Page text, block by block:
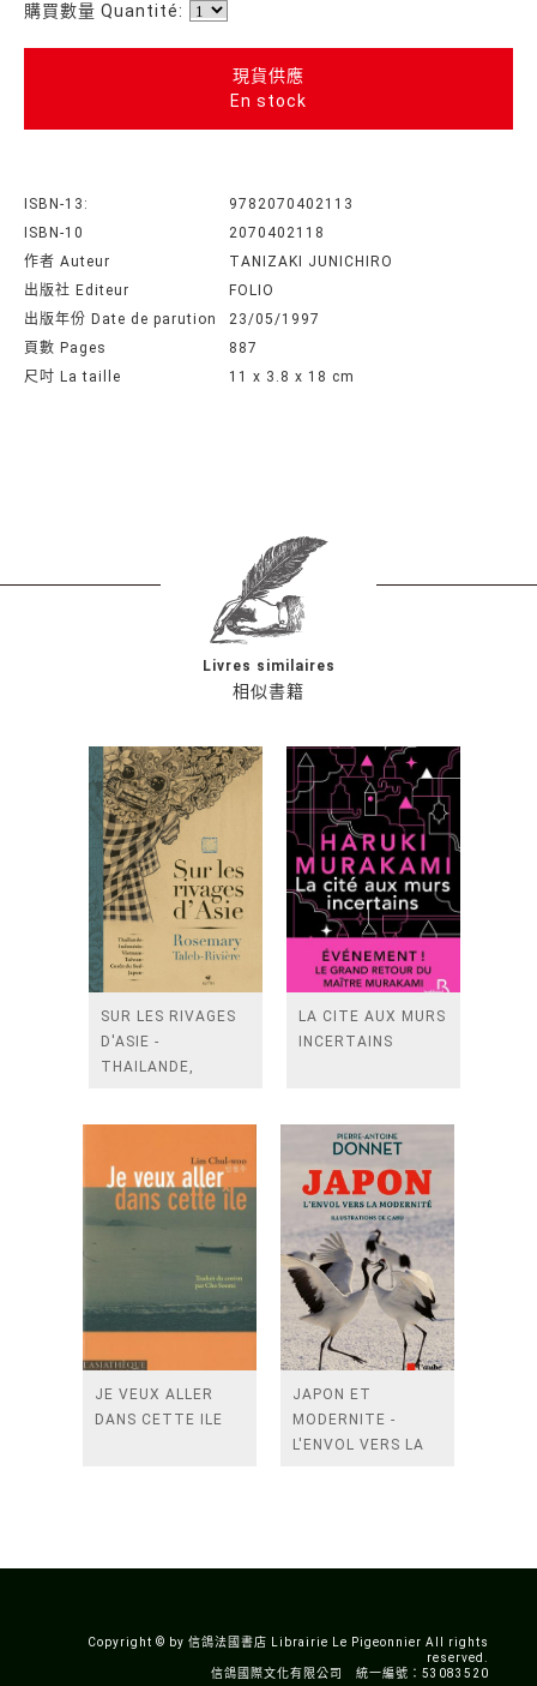
購買數量 Quantité:
現貨供應
En stock
ISBN-13:
9782070402113
ISBN-10
2070402118
作者 Auteur
TANIZAKI JUNICHIRO
出版社 Editeur
FOLIO
出版年份 Date de parution
23/05/1997
頁數 Pages
887
尺吋 La taille
11 x 3.8 x 18 cm
相似書籍
Livres similaires
SUR LES RIVAGES
D'ASIE -
THAILANDE,
LA CITE AUX MURS
INCERTAINS
JE VEUX ALLER
DANS CETTE ILE
JAPON ET
MODERNITE -
L'ENVOL VERS LA
Copyright © by 信鴿法國書店 Librairie Le Pigeonnier All rights
reserved.
信鴿國際文化有限公司 統一編號：53083520